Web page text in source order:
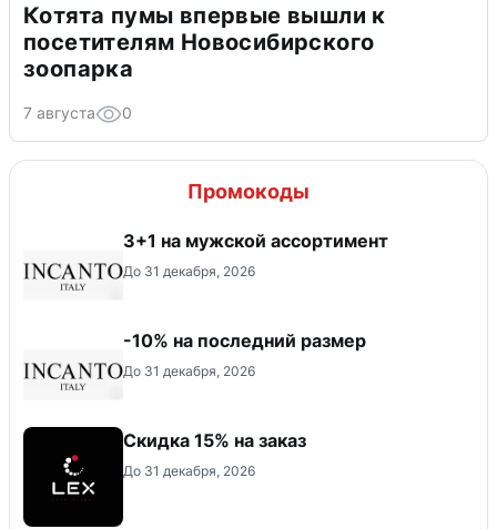
Котята пумы впервые вышли к
посетителям Новосибирского
зоопарка
7 августа 0
Промокоды
3+1 на мужской ассортимент
До 31 декабря, 2026
-10% на последний размер
До 31 декабря, 2026
Скидка 15% на заказ
До 31 декабря, 2026